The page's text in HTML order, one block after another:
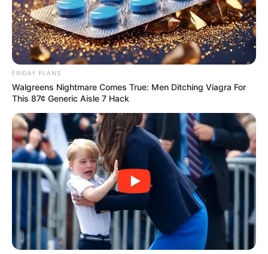
FRIDAY PLANS
Walgreens Nightmare Comes True: Men Ditching Viagra For
This 87¢ Generic Aisle 7 Hack